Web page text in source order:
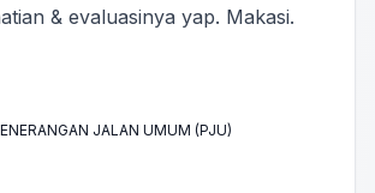
& evaluasinya yap. Makasi.
JALAN UMUM (PJU)